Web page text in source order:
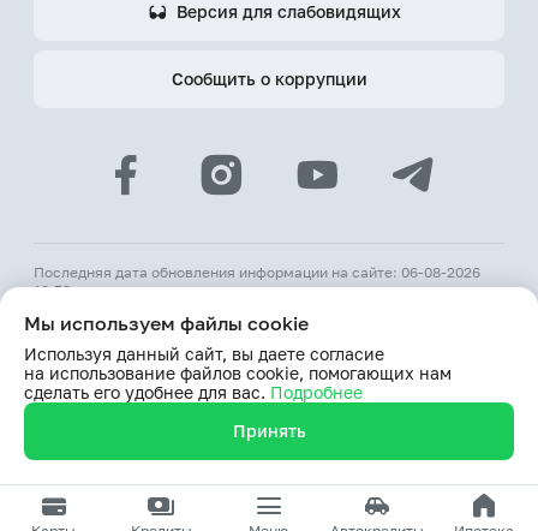
Версия для слабовидящих
Сообщить о коррупции
Последняя дата обновления информации на сайте: 06-08-2026
12:53
© 2026 АКБ «Hamkorbank»
Лицензия № 64 ЦБ РУз от 31 августа 1991 г.
При использовании материалов сайта ссылка на веб-сайт
www.hamkorbank.uz обязательна
Продолжая пользование сайтом, я выражаю согласие
на обработку моих персональных данных
Мы используем файлы cookie
Используя данный сайт, вы даете согласие
на использование файлов cookie, помогающих нам
сделать его удобнее для вас. Подробнее
Принять